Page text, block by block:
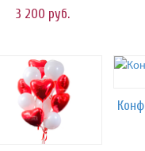
3 200 руб.